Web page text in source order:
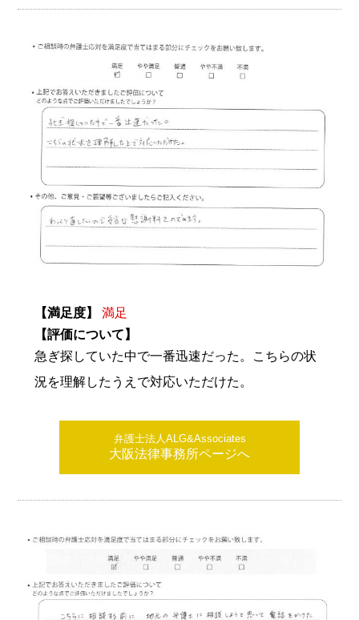
【満足度】
満足
【評価について】
急ぎ探していた中で一番迅速だった。こちらの状
況を理解したうえで対応いただけた。
弁護士法人ALG&Associates
大阪法律事務所ページへ